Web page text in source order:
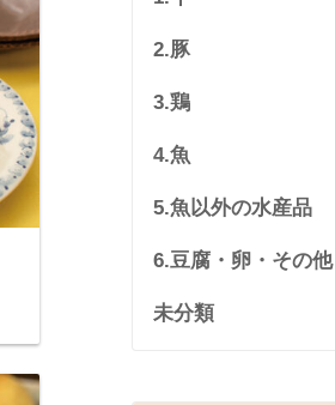
2.豚
3.鶏
4.魚
5.魚以外の水産品
6.豆腐・卵・その他
未分類